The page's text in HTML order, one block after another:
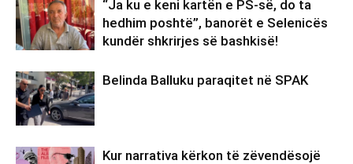
“Ja ku e keni kartën e PS-së, do ta
hedhim poshtë”, banorët e Selenicës
kundër shkrirjes së bashkisë!
Belinda Balluku paraqitet në SPAK
Kur narrativa kërkon të zëvendësojë